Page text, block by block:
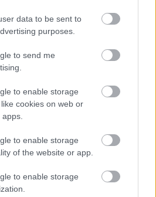
data to be sent to
purposes.
to send me
to enable storage
cookies on web or
to enable storage
of the website or app.
to enable storage
át a határon,